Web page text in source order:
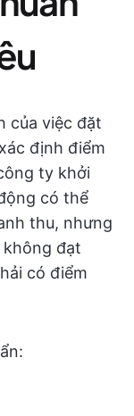
của việc đặt
định điểm
ty khởi
có thể
thu, nhưng
đạt
có điểm